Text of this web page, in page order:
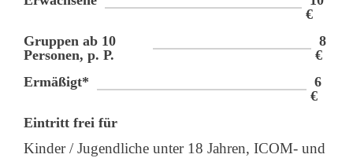
€
Gruppen ab 10
Personen, p. P.
8
€
Ermäßigt*
6
€
Eintritt frei für
Kinder / Jugendliche unter 18 Jahren, ICOM- und